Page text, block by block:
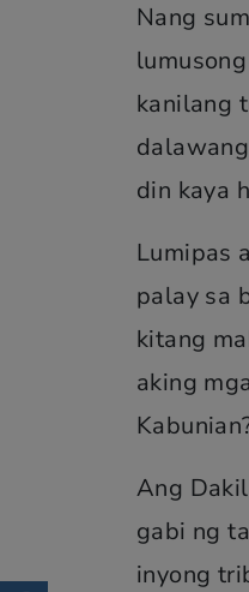
Nang
kanilang
din kaya
Lumipas
palay sa
kitang
aking
Ang
gabi ng
inyong